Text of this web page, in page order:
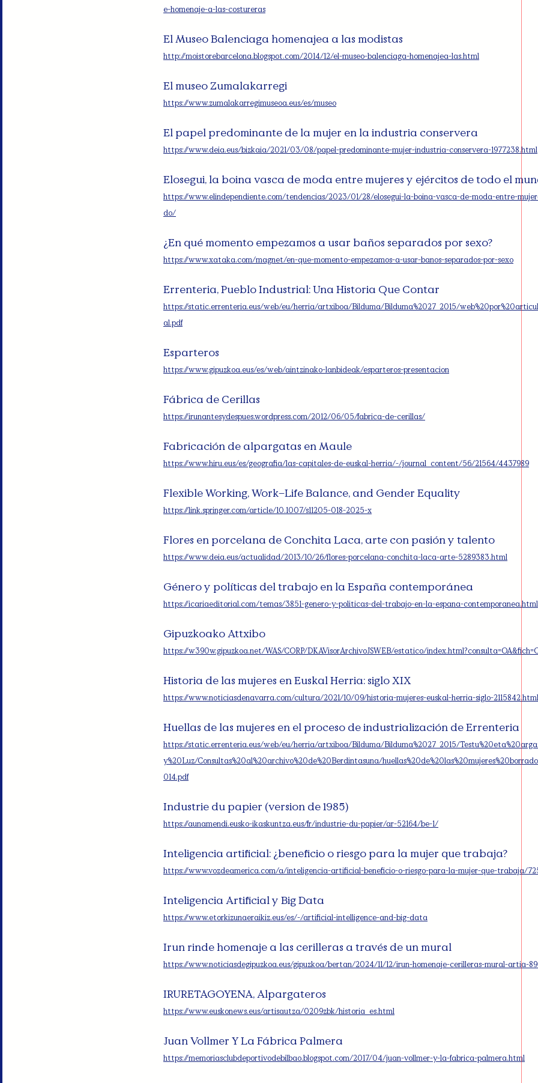
e-homenaje-a-las-costureras
El Museo Balenciaga homenajea a las modistas
http://moistorebarcelona.blogspot.com/2014/12/el-museo-balenciaga-homenajea-las.html
El museo Zumalakarregi
https://www.zumalakarregimuseoa.eus/es/museo
El papel predominante de la mujer en la industria conservera
https://www.deia.eus/bizkaia/2021/03/08/papel-predominante-mujer-industria-conservera-1977238.html
Elosegui, la boina vasca de moda entre mujeres y ejércitos de todo el
https://www.elindependiente.com/tendencias/2023/01/28/elosegui-la-boina-vasca-de-moda-entre-
do/
¿En qué momento empezamos a usar baños separados por sexo?
https://www.xataka.com/magnet/en-que-momento-empezamos-a-usar-banos-separados-por-sexo
Errenteria, Pueblo Industrial: Una Historia Que Contar
https://static.errenteria.eus/web/eu/herria/artxiboa/Bilduma/Bilduma%2027_2015/
al.pdf
Esparteros
https://www.gipuzkoa.eus/es/web/aintzinako-lanbideak/esparteros-presentacion
Fábrica de Cerillas
https://irunantesydespues.wordpress.com/2012/06/05/fabrica-de-cerillas/
Fabricación de alpargatas en Maule
https://www.hiru.eus/es/geografia/las-capitales-de-euskal-herria/-/journal_content/56/21564/4437989
Flexible Working, Work–Life Balance, and Gender Equality
https://link.springer.com/article/10.1007/s11205-018-2025-x
Flores en porcelana de Conchita Laca, arte con pasión y talento
https://www.deia.eus/actualidad/2013/10/26/flores-porcelana-conchita-laca-arte-5289383.html
Género y políticas del trabajo en la España contemporánea
https://icariaeditorial.com/temas/3851-genero-y-politicas-del-trabajo-en-la-espana-contemporanea.html
Gipuzkoako Attxibo
https://w390w.gipuzkoa.net/WAS/CORP/DKAVisorArchivoJSWEB/estatico/
Historia de las mujeres en Euskal Herria: siglo XIX
https://www.noticiasdenavarra.com/cultura/2021/10/09/historia-mujeres-euskal-herria-siglo-2115842.html
Huellas de las mujeres en el proceso de industrialización de Errenteria
https://static.errenteria.eus/web/eu/herria/artxiboa/Bilduma/Bilduma%2027_2015/
y%20Luz/Consultas%20al%20archivo%20de%20Berdintasuna/
014.pdf
Industrie du papier (version de 1985)
https://aunamendi.eusko-ikaskuntza.eus/fr/industrie-du-papier/ar-52164/be-1/
Inteligencia artificial: ¿beneficio o riesgo para la mujer que trabaja?
https://www.vozdeamerica.com/a/inteligencia-artificial-beneficio-o-riesgo-para-la-mujer-que-trabaja/
Inteligencia Artificial y Big Data
https://www.etorkizunaeraikiz.eus/es/-/artificial-intelligence-and-big-data
Irun rinde homenaje a las cerilleras a través de un mural
https://www.noticiasdegipuzkoa.eus/gipuzkoa/bertan/2024/11/12/irun-homenaje-cerilleras-mural-artia-
IRURETAGOYENA, Alpargateros
https://www.euskonews.eus/artisautza/0209zbk/historia_es.html
Juan Vollmer Y La Fábrica Palmera
https://memoriasclubdeportivodebilbao.blogspot.com/2017/04/juan-vollmer-y-la-fabrica-palmera.html